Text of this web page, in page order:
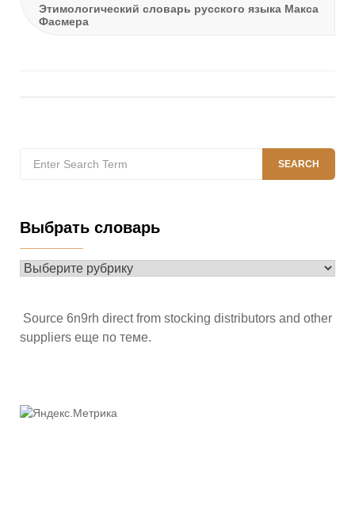
Этимологический словарь русского языка Макса
Фасмера
for:
SEARCH
Выбрать словарь
Выбрать
Source 6n9rh direct from stocking distributors and other
suppliers еще по теме.